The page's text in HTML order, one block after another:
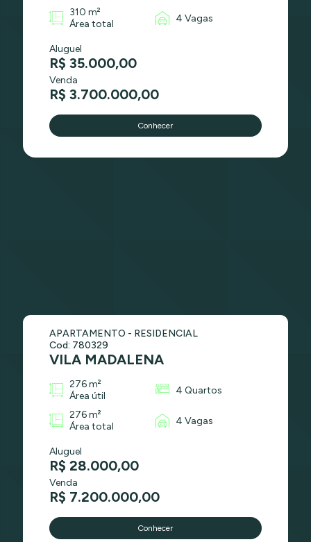
310 m²
Área total
4 Vagas
Aluguel
R$ 35.000,00
Venda
R$ 3.700.000,00
Conhecer
APARTAMENTO - RESIDENCIAL
Cod: 780329
VILA MADALENA
276 m²
Área útil
4 Quartos
276 m²
Área total
4 Vagas
Aluguel
R$ 28.000,00
Venda
R$ 7.200.000,00
Conhecer